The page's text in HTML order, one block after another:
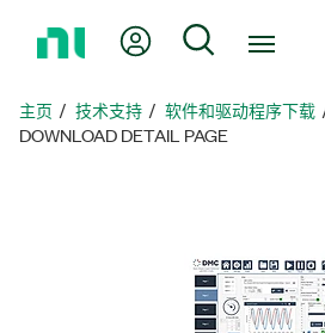
页
我的账户 搜索
主页 技术支持 软件和驱动程序下载
DOWNLOAD DETAIL PAGE